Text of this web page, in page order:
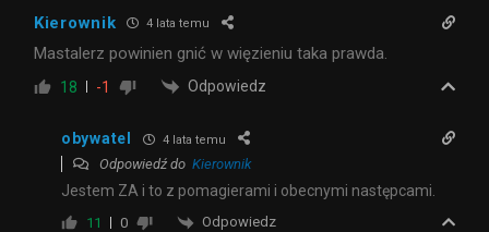
Kierownik 4 lata temu
Mastalerz powinien gnić w więzieniu taka prawda.
18 -1 Odpowiedz
obywatel 4 lata temu
Odpowiedź do Kierownik
Jestem ZA i to z pomagierami i obecnymi następcami.
11 0 Odpowiedz